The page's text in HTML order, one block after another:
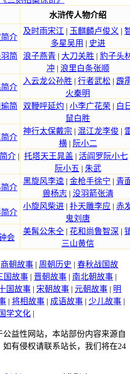
水浒传人物介绍
介
及时雨宋江 | 玉麒麟卢俊义 |
多星吴用 | 史进
简
浪子燕青 | 大刀关胜 | 豹子头
冲 | 浪里白条张顺
介
入云龙公孙胜 | 行者武松 | 霹
火秦明
简
双鞭呼延灼 | 小李广花荣 | 白
鼠白胜
介
神行太保戴宗 | 混江龙李俊 |
横| 阮小二
介| 托塔天王晁盖 | 活阎罗阮小七
阮小五 | 朱武
介
黑旋风李逵 | 金枪手徐宁 | 青
兽杨志| 没羽箭张清
介
小旋风柴进 | 扑天雕李应 | 赤
鬼刘唐
会
美髯公朱仝 | 花和尚鲁智深 |
三山黄信
商朝故事 | 周朝历史 | 春秋战国故
国故事 | 晋朝故事 | 南北朝故事 |
国故事 | 宋朝故事 | 元朝故事 | 明
| 将相故事 | 成语故事 | 少儿故事 |
国学文化 |
益性网站，本站部份内容来源自
有侵权请联系站长，我们将在24